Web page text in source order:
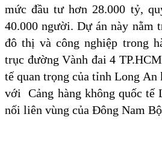
mức đầu tư hơn 28.000 tỷ,
40.000 người. Dự án này nằm
đô thị và công nghiệp trong
trục đường Vành đai 4
tế quan trọng của tỉnh Long An
với Cảng hàng không quốc tế
nối liên vùng của Đông Nam